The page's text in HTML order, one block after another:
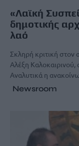
«Λαϊκή
δημοτικής
λαό
Σκληρή κριτική
Αλέξη
Αναλυτικά η
Newsroom